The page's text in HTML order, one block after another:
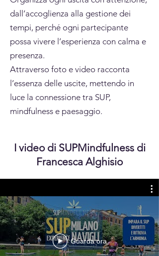
dall’accoglienza alla gestione dei
tempi, perché ogni partecipante
possa vivere l’esperienza con calma e
presenza.
Attraverso foto e video racconta
l’essenza delle uscite, mettendo in
luce la connessione tra SUP,
mindfulness e paesaggio.
I video di SUPMindfulness di
Francesca Alghisio
Guarda ora